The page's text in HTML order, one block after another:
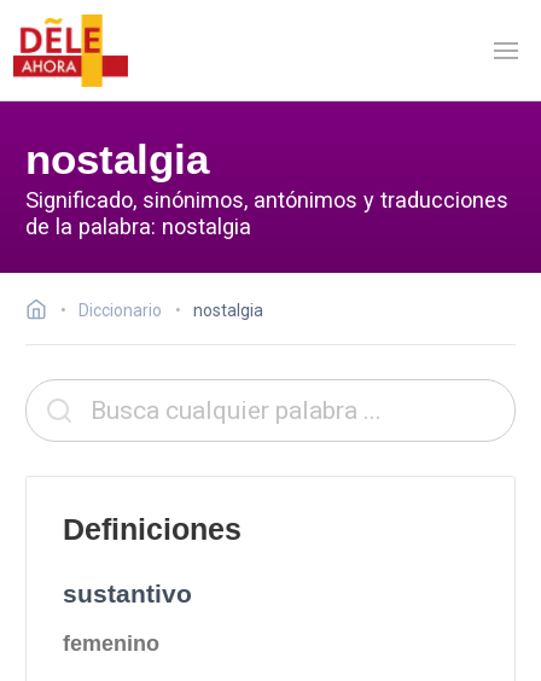
nostalgia
Significado, sinónimos, antónimos y traducciones
de la palabra: nostalgia
Diccionario nostalgia
Definiciones
sustantivo
femenino